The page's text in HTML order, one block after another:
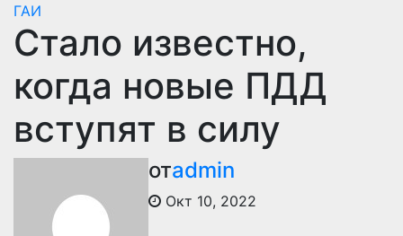
ГАИ
Стало известно,
когда новые ПДД
вступят в силу
отadmin
Окт 10, 2022